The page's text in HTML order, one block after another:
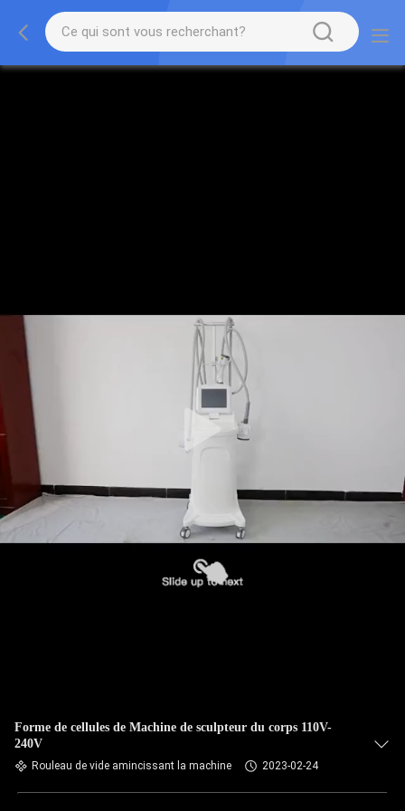
Forme de cellules de Machine de sculpteur du corps 110V-
240V
Rouleau de vide amincissant la machine 2023-02-24